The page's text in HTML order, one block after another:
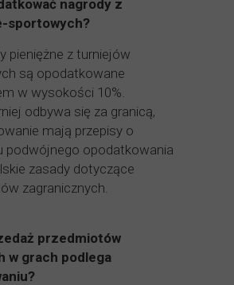
nagrody z
sportowych?
pieniężne z turniejów
są opodatkowane
w wysokości 10%.
odbywa się za granicą,
mają przepisy o
podwójnego opodatkowania
zasady dotyczące
zagranicznych.
przedmiotów
w grach podlega